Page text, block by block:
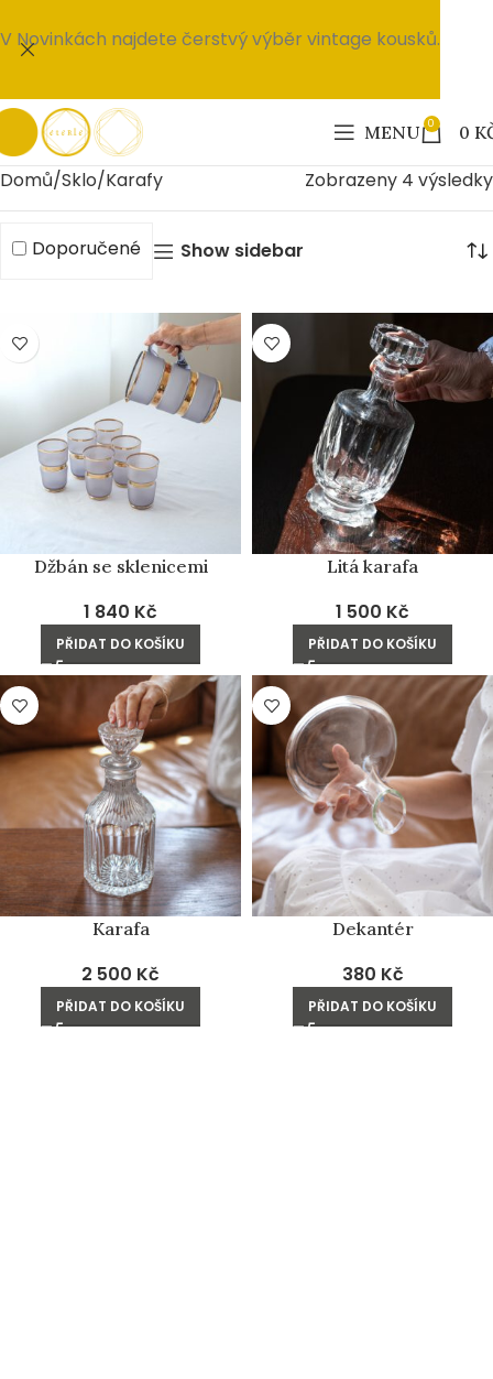
MENU 0 0
Domů Sklo Karafy Zobrazeny 4 výsledky
Doporučené Show sidebar
Džbán se sklenicemi
1 840 Kč
PŘIDAT DO KOŠÍKU
Litá karafa
1 500 Kč
PŘIDAT DO KOŠÍKU
Karafa
2 500 Kč
PŘIDAT DO KOŠÍKU
Dekantér
380 Kč
PŘIDAT DO KOŠÍKU
V Novinkách najdete čerstvý výběr vintage kousků.